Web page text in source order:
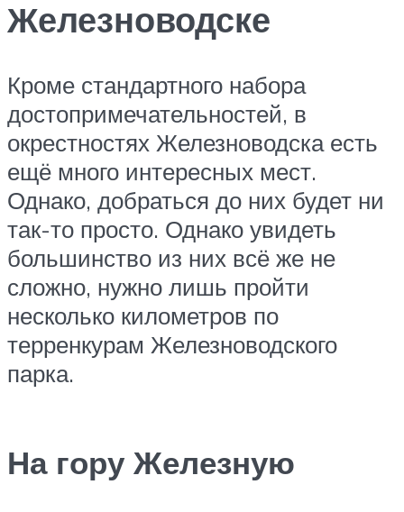
Железноводске
Кроме стандартного набора
достопримечательностей, в
окрестностях Железноводска есть
ещё много интересных мест.
Однако, добраться до них будет ни
так-то просто. Однако увидеть
большинство из них всё же не
сложно, нужно лишь пройти
несколько километров по
терренкурам Железноводского
парка.
На гору Железную